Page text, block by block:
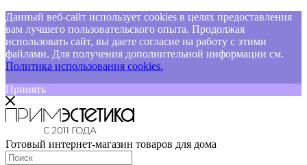
Данный веб-сайт использует cookies в целях предоставления
вам лучшего пользовательского опыта. Продолжая
использовать сайт, вы даете согласие на работу с этими
файлами. Для получения дополнительной информации см.
Политика использования cookies.
Принять
Готовый интернет-магазин товаров для дома